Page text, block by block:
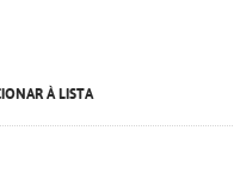
À LISTA